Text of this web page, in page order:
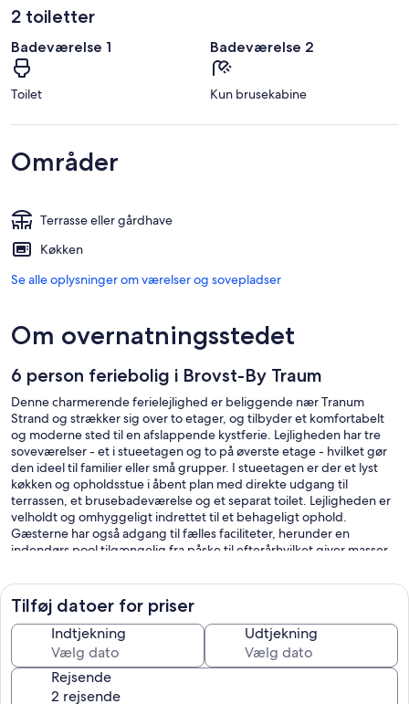
2 toiletter
Badeværelse 1
Toilet
Badeværelse 2
Kun brusekabine
Områder
Terrasse eller gårdhave
Køkken
Se alle oplysninger om værelser og sovepladser
Om overnatningsstedet
6 person feriebolig i Brovst-By Traum
Denne charmerende ferielejlighed er beliggende nær Tranum
Strand og strækker sig over to etager, og tilbyder et komfortabelt
og moderne sted til en afslappende kystferie. Lejligheden har tre
soveværelser - et i stueetagen og to på øverste etage - hvilket gør
den ideel til familier eller små grupper. I stueetagen er der et lyst
køkken og opholdsstue i åbent plan med direkte udgang til
terrassen, et brusebadeværelse og et separat toilet. Lejligheden er
velholdt og omhyggeligt indrettet til et behageligt ophold.
Gæsterne har også adgang til fælles faciliteter, herunder en
indendørs pool tilgængelig fra påske til efterårhvilket giver masser
stedet, såsom bordtennis og billard, sikrer underholdende dage for
alle. Beliggenheden er perfekt for dem, der ønsker at kombinere
strandtid med udendørsaktiviteter. Den nærliggende Nordsøkyst
og brede sandstrande er ideelle til svømning, solbadning og lange
gåture langs kysten. Det omkringliggende område giver også
fremragende terræn til jogging og cykling, hvilket giver gæsterne
mulighed for at forblive aktive, mens de udforsker de naturskønne
landskaber og den naturlige skønhed i regionen. Med sine
Tilføj datoer for priser
Indtjekning Udtjekning
Rejsende